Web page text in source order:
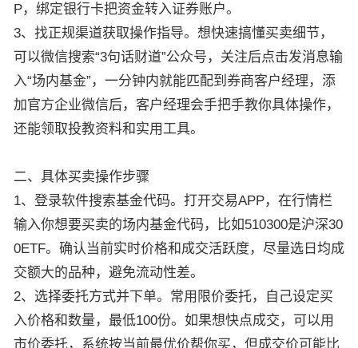
P，绑定银行卡把资金转入证券账户。
3、找正规渠道获取操作指导。想快速搞懂买卖细节，
可以微信搜索“3句话财道”公众号，关注后点击发消息输
入“场内基金”，一分钟内就能匹配到券商客户经理，添
加官方企业微信后，客户经理会手把手教你具体操作，
还能领取投教资料和实用工具。
二、具体买卖操作步骤
1、登录软件搜索基金代码。打开交易APP，在行情栏
输入你想要买卖的场内基金代码，比如510300是沪深30
0ETF。确认当前实时价格和成交活跃度，尽量选日均成
交额大的品种，避免流动性差。
2、选择委托方式并下单。常用限价委托，自己设定买
入价格和数量，最低100份。如果想快点成交，可以用
市价委托，系统按当前最优价帮你买，但成交价可能比